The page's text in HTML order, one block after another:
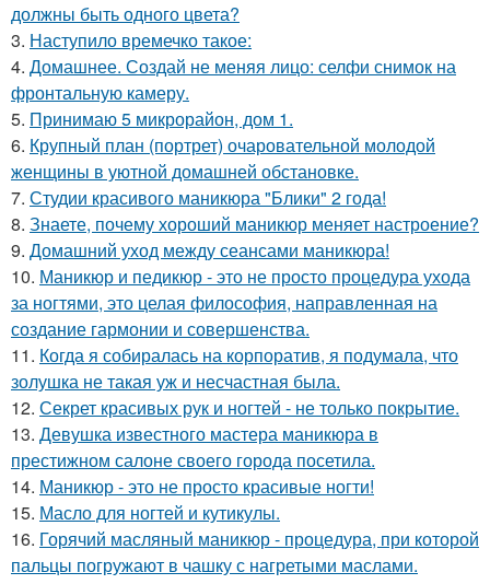
должны быть одного цвета?
3. Наступило времечко такое:
4. Домашнее. Создай не меняя лицо: селфи снимок на
фронтальную камеру.
5. Принимаю 5 микрорайон, дом 1.
6. Крупный план (портрет) очаровательной молодой
женщины в уютной домашней обстановке.
7. Студии красивого маникюра "Блики" 2 года!
8. Знаете, почему хороший маникюр меняет настроение?
9. Домашний уход между сеансами маникюра!
10. Маникюр и педикюр - это не просто процедура ухода
за ногтями, это целая философия, направленная на
создание гармонии и совершенства.
11. Когда я собиралась на корпоратив, я подумала, что
золушка не такая уж и несчастная была.
12. Секрет красивых рук и ногтей - не только покрытие.
13. Девушка известного мастера маникюра в
престижном салоне своего города посетила.
14. Маникюр - это не просто красивые ногти!
15. Масло для ногтей и кутикулы.
16. Горячий масляный маникюр - процедура, при которой
пальцы погружают в чашку с нагретыми маслами.